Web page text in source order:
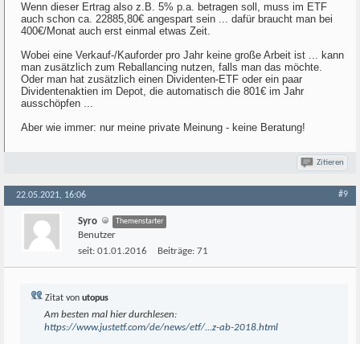
Wenn dieser Ertrag also z.B. 5% p.a. betragen soll, muss im ETF
auch schon ca. 22885,80€ angespart sein ... dafür braucht man bei
400€/Monat auch erst einmal etwas Zeit.
Wobei eine Verkauf-/Kauforder pro Jahr keine große Arbeit ist ... kann
man zusätzlich zum Reballancing nutzen, falls man das möchte.
Oder man hat zusätzlich einen Dividenten-ETF oder ein paar
Dividentenaktien im Depot, die automatisch die 801€ im Jahr
ausschöpfen ...
Aber wie immer: nur meine private Meinung - keine Beratung!
Zitieren
22.05.2021, 16:06 #9
Syro Themenstarter
Benutzer
seit: 01.01.2016 Beiträge: 71
Zitat von utopus
Am besten mal hier durchlesen:
https://www.justetf.com/de/news/etf/...z-ab-2018.html